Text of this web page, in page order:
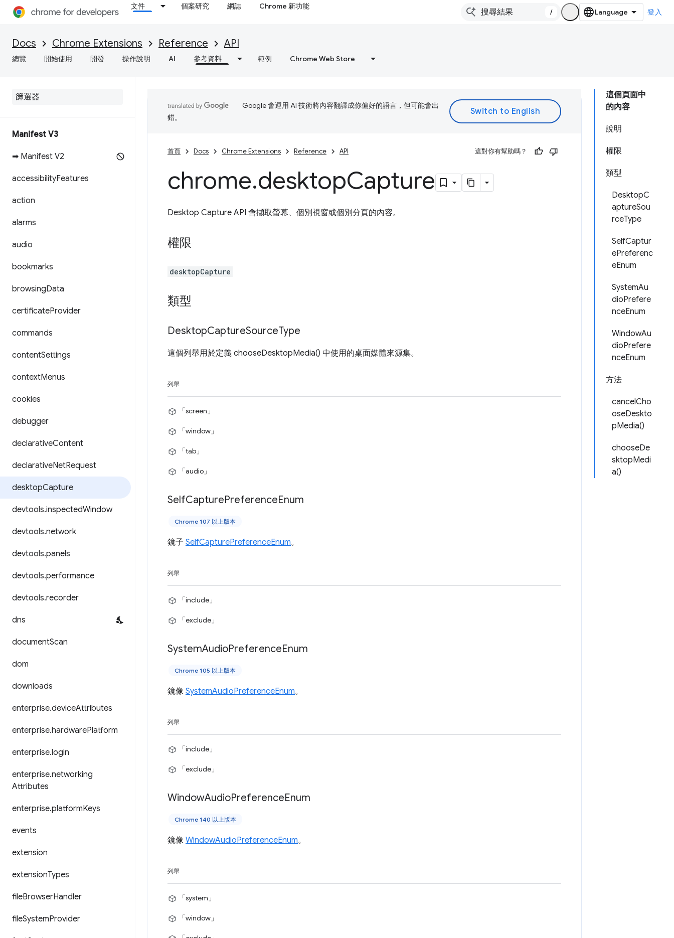
文件 個案研究 網誌 Chrome 新功能
/ 登入
Docs Chrome Extensions Reference API
總覽 開始使用 開發 操作說明 AI 參考資料 範例 Chrome Web Store
Manifest V3
➡ Manifest V2
accessibilityFeatures
action
alarms
audio
bookmarks
browsingData
certificateProvider
commands
contentSettings
contextMenus
cookies
debugger
declarativeContent
declarativeNetRequest
desktopCapture
devtools.inspectedWindow
devtools.network
devtools.panels
devtools.performance
devtools.recorder
dns
documentScan
dom
downloads
enterprise.deviceAttributes
enterprise.hardwarePlatform
enterprise.login
enterprise.networking
Attributes
enterprise.platformKeys
events
extension
extensionTypes
fileBrowserHandler
fileSystemProvider
這個頁面中
的內容
說明
權限
類型
DesktopC
aptureSou
rceType
SelfCaptur
ePreferenc
eEnum
SystemAu
dioPrefere
nceEnum
WindowAu
dioPrefere
nceEnum
方法
cancelCho
oseDeskto
pMedia()
chooseDe
sktopMedi
a()
Google 會運用 AI 技術將內容翻譯成你偏好的語言，但可能會出
錯。
首頁 Docs Chrome Extensions Reference API 這對你有幫助嗎？
chrome.desktopCapture
Desktop Capture API 會擷取螢幕、個別視窗或個別分頁的內容。
權限
desktopCapture
類型
DesktopCaptureSourceType
這個列舉用於定義 chooseDesktopMedia() 中使用的桌面媒體來源集。
列舉
「screen」
「window」
「tab」
「audio」
SelfCapturePreferenceEnum
Chrome 107 以上版本
鏡子 SelfCapturePreferenceEnum。
列舉
「include」
「exclude」
SystemAudioPreferenceEnum
Chrome 105 以上版本
鏡像 SystemAudioPreferenceEnum。
列舉
「include」
「exclude」
WindowAudioPreferenceEnum
Chrome 140 以上版本
鏡像 WindowAudioPreferenceEnum。
列舉
「system」
「window」